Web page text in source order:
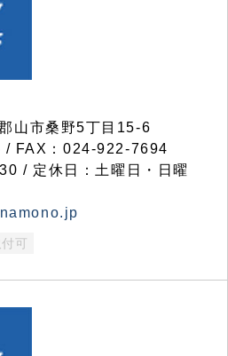
山市桑野5丁目15-6
FAX：024-922-7694
/ 定休日：土曜日・日曜
可